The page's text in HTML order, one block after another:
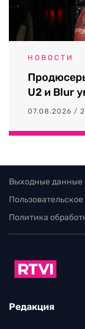
НОВОСТИ
U2 и Blur
07.08.2026 /
Выходные данные
Политика
Редакция